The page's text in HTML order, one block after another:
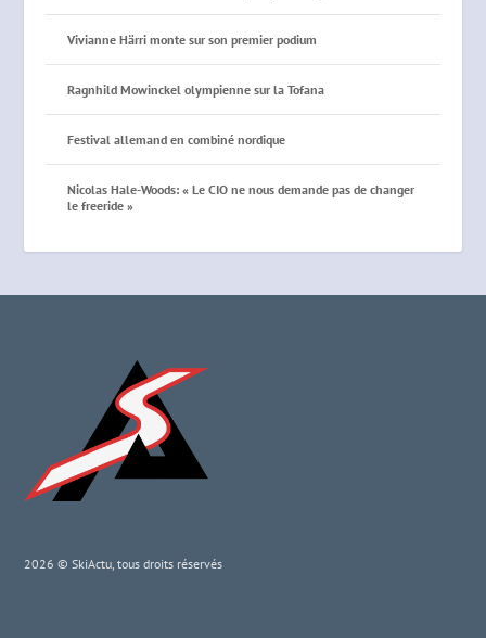
Vivianne Härri monte sur son premier podium
Ragnhild Mowinckel olympienne sur la Tofana
Festival allemand en combiné nordique
Nicolas Hale-Woods: « Le CIO ne nous demande pas de changer
le freeride »
2026 © SkiActu, tous droits réservés